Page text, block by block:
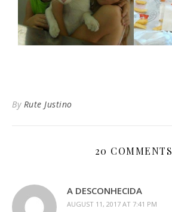
By Rute Justino
20 COMMENTS
A DESCONHECIDA
AUGUST 11, 2017 AT 7:41 PM